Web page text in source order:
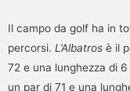
Il campo da golf ha in
percorsi. L’Albatros è il
72 e una lunghezza di
un par di 71 e una